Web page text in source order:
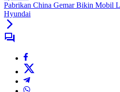
Pabrikan China Gemar Bikin Mobil
Hyundai